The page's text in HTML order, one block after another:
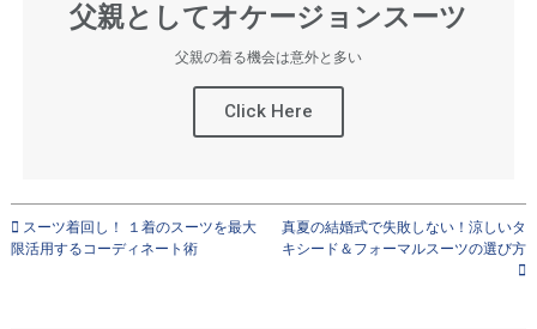
父親としてオケージョンスーツ
父親の着る機会は意外と多い
Click Here
スーツ着回し！ １着のスーツを最大
限活用するコーディネート術
真夏の結婚式で失敗しない！涼しいタ
キシード＆フォーマルスーツの選び方